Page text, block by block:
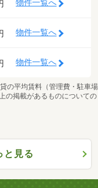
物件一覧へ
物件一覧へ
物件一覧へ
の平均賃料（管理費・駐車場
の掲載があるものについての
と見る